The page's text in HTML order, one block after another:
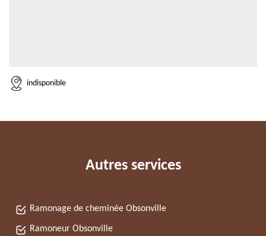
indisponible
Autres services
Ramonage de cheminée Obsonville
Ramoneur Obsonville